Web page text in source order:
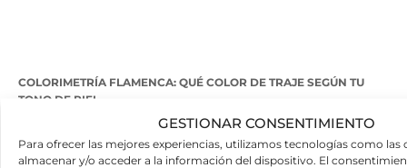
GESTIONAR CONSENTIMIENTO
Para ofrecer las mejores experiencias, utilizamos tecnologías como las
almacenar y/o acceder a la información del dispositivo. El
COLORIMETRÍA FLAMENCA: QUÉ COLOR DE TRAJE SEGÚN TU
TONO DE PIEL